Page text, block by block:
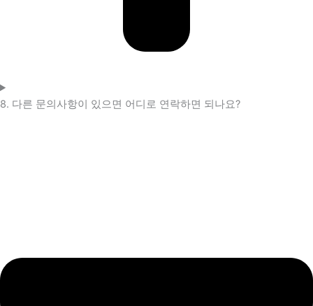
8. 다른 문의사항이 있으면 어디로 연락하면 되나요?